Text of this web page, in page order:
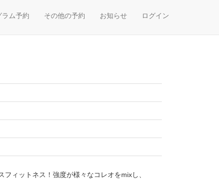
ラム予約 その他の予約 お知らせ ログイン
ィットネス！強度が様々なコレオをmixし、